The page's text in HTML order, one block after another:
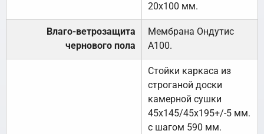
20х100 мм.
Влаго-ветрозащита
чернового пола
Мембрана Ондутис
А100.
Стойки каркаса из
строганой доски
камерной сушки
45х145/45х195+/-5 мм.
с шагом 590 мм.